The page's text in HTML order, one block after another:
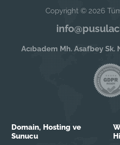
Copyright © 2026 Tüm
Acıbadem Mh. Asafbey Sk.
Domain, Hosting ve
Sunucu